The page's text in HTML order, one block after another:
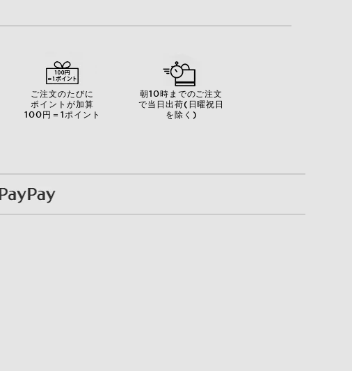
ご注文のたびに
ポイントが加算
100円＝1ポイント
朝10時までのご注文
で当日出荷(日曜祝日
を除く)